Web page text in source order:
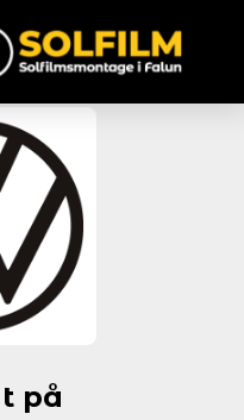
på